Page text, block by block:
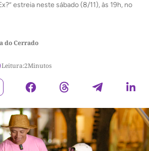
estreia neste sábado (8/11), às 19h, no
do Cerrado
Leitura:2Minutos